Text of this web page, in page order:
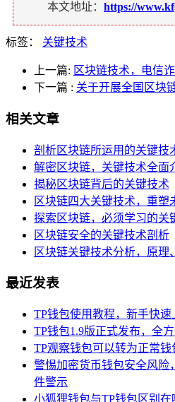
本文地址： https://
标签： 关键技术
上一篇: 区块链技术，电信
下一篇 : 关于开展全国区块
相关文章
剖析区块链所运用的关键技
解密区块链，关键技术全面
揭秘区块链背后的关键技术
区块链四大关键技术，重塑
探索区块链，必须学习的关
区块链安全的关键技术剖析
区块链关键技术分析，原理
最近发表
TP钱包使用教程，新手快
TP钱包1.9版正式发布，全
TP观察钱包可以转为正常
警惕加密货币钱包安全风险
件警示
小狐狸钱包与TP钱包区别